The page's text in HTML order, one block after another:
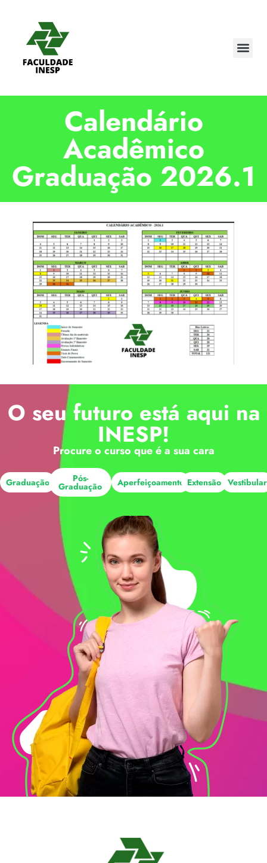
Calendário
Acadêmico
Graduação 2026.1
O seu futuro está aqui na
INESP!
Procure o curso que é a sua cara
Graduação Pós-
Graduação Aperfeiçoamento Extensão Vestibular